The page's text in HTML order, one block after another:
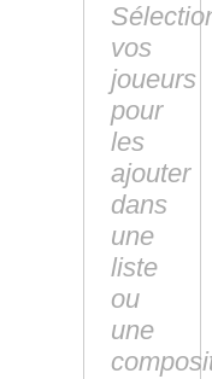
vos
joueurs
pour
les
ajouter
dans
une
liste
ou
une